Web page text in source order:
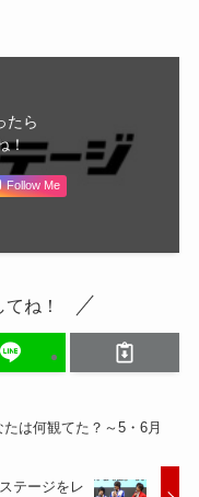
たら
！
Follow Me
ね！
は何観てた？～5・6月
テージをレ